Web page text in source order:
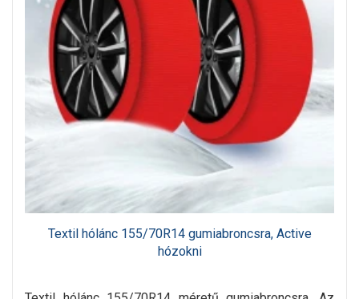
Textil hólánc 155/70R14 gumiabroncsra, Active
hózokni